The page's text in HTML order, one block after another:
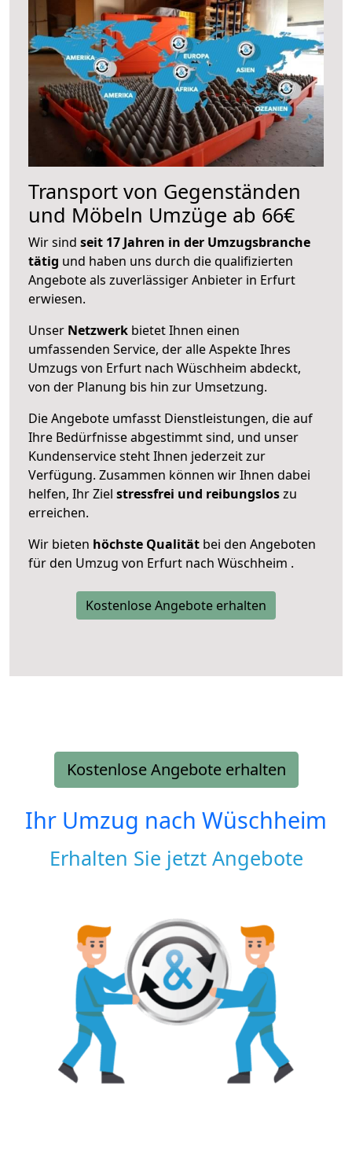
Transport von Gegenständen
und Möbeln Umzüge ab 66€
Wir sind seit 17 Jahren in der Umzugsbranche
tätig und haben uns durch die qualifizierten
Angebote als zuverlässiger Anbieter in Erfurt
erwiesen.
Unser Netzwerk bietet Ihnen einen
umfassenden Service, der alle Aspekte Ihres
Umzugs von Erfurt nach Wüschheim abdeckt,
von der Planung bis hin zur Umsetzung.
Die Angebote umfasst Dienstleistungen, die auf
Ihre Bedürfnisse abgestimmt sind, und unser
Kundenservice steht Ihnen jederzeit zur
Verfügung. Zusammen können wir Ihnen dabei
helfen, Ihr Ziel stressfrei und reibungsloszu
erreichen.
Wir bieten höchste Qualität bei den Angeboten
für den Umzug von Erfurt nach Wüschheim .
Kostenlose Angebote erhalten
Kostenlose Angebote erhalten
Ihr Umzug nach Wüschheim
Erhalten Sie jetzt Angebote